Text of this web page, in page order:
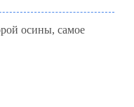
осины, самое